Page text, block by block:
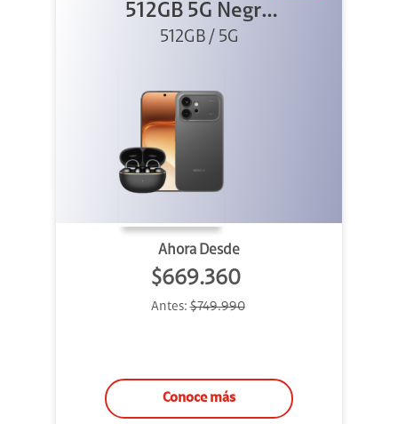
512GB 5G Negro
+ Clip 2
512GB / 5G
Ahora Desde
$669.360
Antes:$749.990
Conoce más